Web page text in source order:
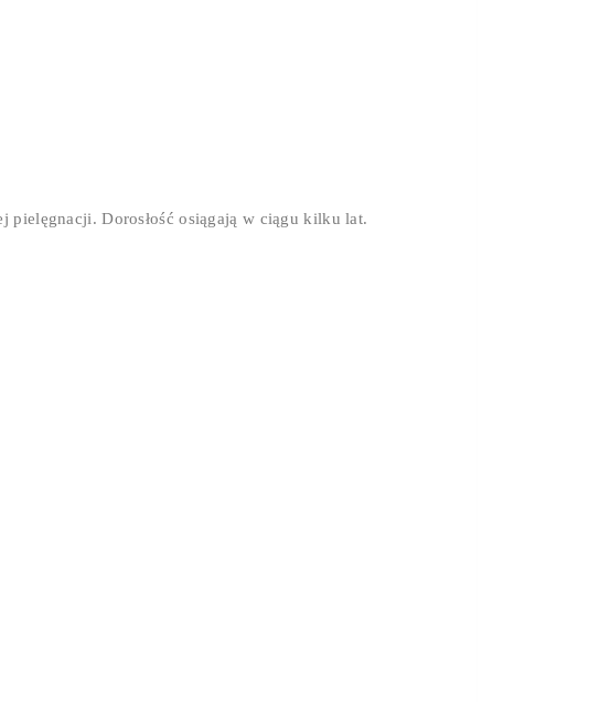
pielęgnacji. Dorosłość osiągają w ciągu kilku lat.